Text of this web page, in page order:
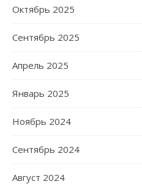
Октябрь 2025
Сентябрь 2025
Апрель 2025
Январь 2025
Ноябрь 2024
Сентябрь 2024
Август 2024